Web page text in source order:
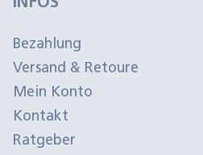
Bezahlung
Versand & Retoure
Mein Konto
Kontakt
Ratgeber